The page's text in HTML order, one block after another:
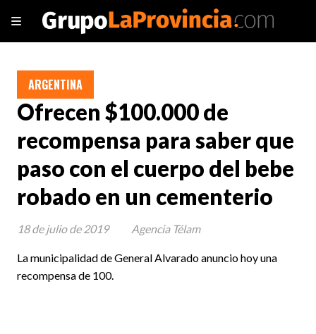
Ofrecen $100.000 de
recompensa para saber que
paso con el cuerpo del bebe
robado en un cementerio
La municipalidad de General Alvarado anuncio hoy una
recompensa de 100.
ARGENTINA
18 de julio de 2019 Agencia Télam